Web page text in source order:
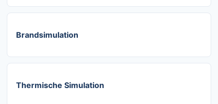
Brandsimulation
Thermische Simulation